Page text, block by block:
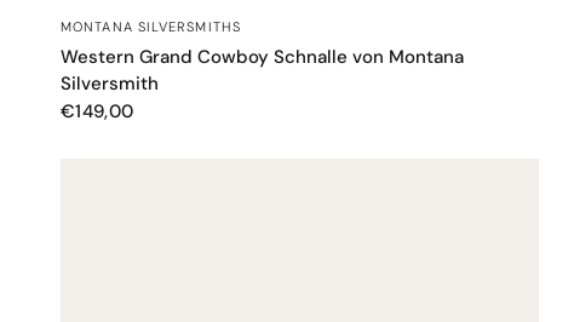
SCHNELLANSICHT
MONTANA SILVERSMITHS
Western Grand Cowboy Schnalle von Montana
Silversmith
€149,00